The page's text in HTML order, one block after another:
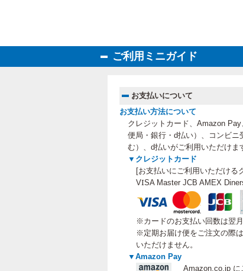
ご利用ミニガイド
お支払いについて
お支払い方法について
クレジットカード、Amazon
便局・銀行・d払い）、コンビ
む）、 d払いがご利用いただけま
▼クレジットカード
[お支払いにご利用いただける
VISA Master JCB AMEX
※カードのお支払い回数は翌
※定期お届け便をご注文の際
いただけません。
▼Amazon Pay
Amazon.co.jp に